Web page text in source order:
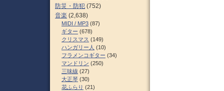
防災・防犯 (752)
音楽 (2,638)
MIDI / MP3 (87)
ギター (678)
クリスマス (149)
ハンガリー人 (10)
フラメンコギター (34)
マンドリン (250)
三味線 (27)
大正琴 (30)
花ふらり (21)